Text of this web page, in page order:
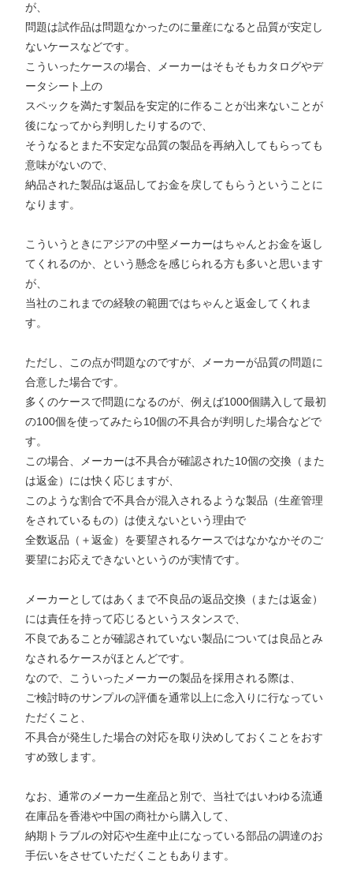
が、
問題は試作品は問題なかったのに量産になると品質が安定し
ないケースなどです。
こういったケースの場合、メーカーはそもそもカタログやデ
ータシート上の
スペックを満たす製品を安定的に作ることが出来ないことが
後になってから判明したりするので、
そうなるとまた不安定な品質の製品を再納入してもらっても
意味がないので、
納品された製品は返品してお金を戻してもらうということに
なります。
こういうときにアジアの中堅メーカーはちゃんとお金を返し
てくれるのか、という懸念を感じられる方も多いと思います
が、
当社のこれまでの経験の範囲ではちゃんと返金してくれま
す。
ただし、この点が問題なのですが、メーカーが品質の問題に
合意した場合です。
多くのケースで問題になるのが、例えば1000個購入して最初
の100個を使ってみたら10個の不具合が判明した場合などで
す。
この場合、メーカーは不具合が確認された10個の交換（また
は返金）には快く応じますが、
このような割合で不具合が混入されるような製品（生産管理
をされているもの）は使えないという理由で
全数返品（＋返金）を要望されるケースではなかなかそのご
要望にお応えできないというのが実情です。
メーカーとしてはあくまで不良品の返品交換（または返金）
には責任を持って応じるというスタンスで、
不良であることが確認されていない製品については良品とみ
なされるケースがほとんどです。
なので、こういったメーカーの製品を採用される際は、
ご検討時のサンプルの評価を通常以上に念入りに行なってい
ただくこと、
不具合が発生した場合の対応を取り決めしておくことをおす
すめ致します。
なお、通常のメーカー生産品と別で、当社ではいわゆる流通
在庫品を香港や中国の商社から購入して、
納期トラブルの対応や生産中止になっている部品の調達のお
手伝いをさせていただくこともあります。